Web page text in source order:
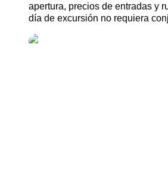
apertura, precios de entradas y
día de excursión no requiera